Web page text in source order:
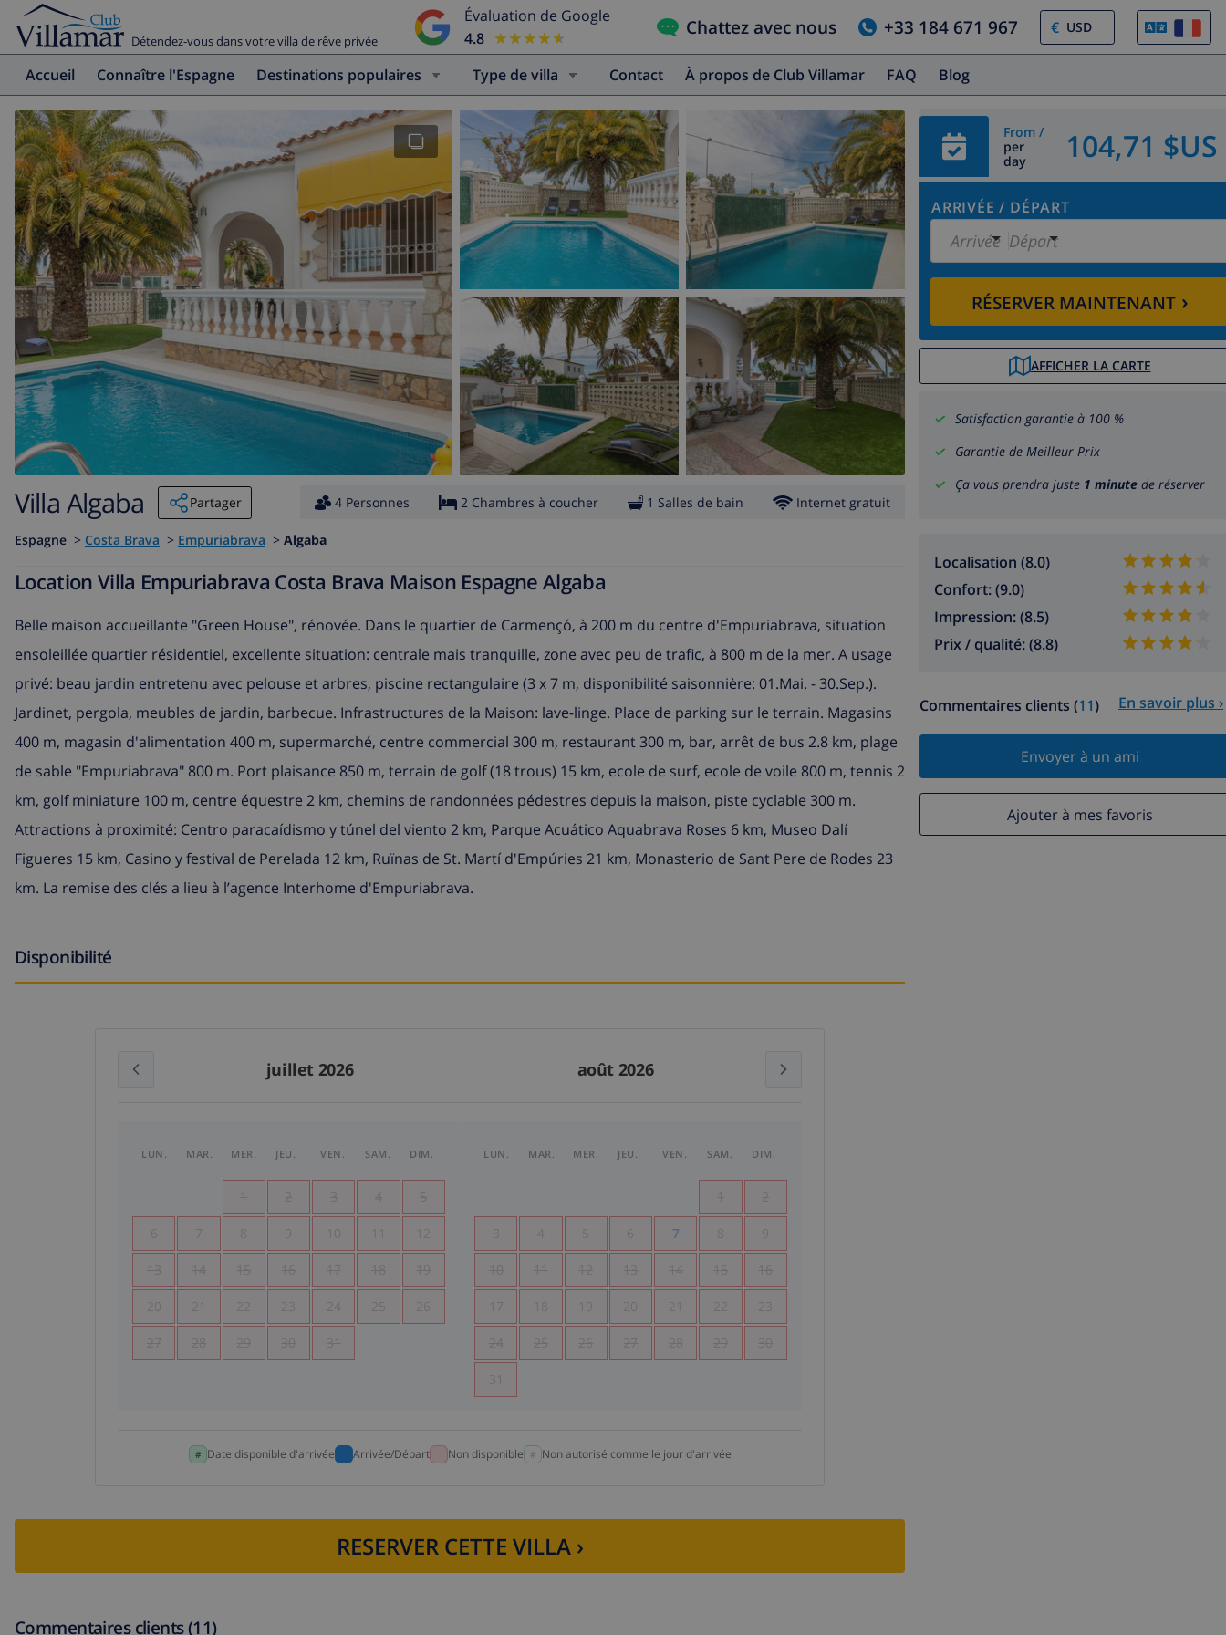
Détendez-vous dans votre villa de rêve privée
Évaluation de Google
4.8 ★★★★★
★★★★★ Chattez avec nous +33 184 671 967 €
Accueil Connaître l'Espagne Destinations populaires Type de villa Contact À propos de Club Villamar FAQ Blog
From /
per
day
104,71 $US
ARRIVÉE / DÉPART
Arrivée Départ
RÉSERVER MAINTENANT›
AFFICHER LA CARTE
Satisfaction garantie à 100 %
Garantie de Meilleur Prix
Ça vous prendra juste 1 minute de réserver
Localisation (8.0)
Confort: (9.0)
Impression: (8.5)
Prix / qualité: (8.8)
Commentaires clients (11) En savoir plus ›
Envoyer à un ami
Ajouter à mes favoris
Villa Algaba Partager 4 Personnes 2 Chambres à coucher 1 Salles de bain Internet gratuit
Espagne > Costa Brava > Empuriabrava > Algaba
Location Villa Empuriabrava Costa Brava Maison Espagne Algaba
Belle maison accueillante "Green House", rénovée. Dans le quartier de Carmençó, à 200 m du centre d'Empuriabrava, situation
ensoleillée quartier résidentiel, excellente situation: centrale mais tranquille, zone avec peu de trafic, à 800 m de la mer. A usage
privé: beau jardin entretenu avec pelouse et arbres, piscine rectangulaire (3 x 7 m, disponibilité saisonnière: 01.Mai. - 30.Sep.).
Jardinet, pergola, meubles de jardin, barbecue. Infrastructures de la Maison: lave-linge. Place de parking sur le terrain. Magasins
400 m, magasin d'alimentation 400 m, supermarché, centre commercial 300 m, restaurant 300 m, bar, arrêt de bus 2.8 km, plage
de sable "Empuriabrava" 800 m. Port plaisance 850 m, terrain de golf (18 trous) 15 km, ecole de surf, ecole de voile 800 m, tennis 2
km, golf miniature 100 m, centre équestre 2 km, chemins de randonnées pédestres depuis la maison, piste cyclable 300 m.
Attractions à proximité: Centro paracaídismo y túnel del viento 2 km, Parque Acuático Aquabrava Roses 6 km, Museo Dalí
Figueres 15 km, Casino y festival de Perelada 12 km, Ruïnas de St. Martí d'Empúries 21 km, Monasterio de Sant Pere de Rodes 23
km. La remise des clés a lieu à l’agence Interhome d'Empuriabrava.
Disponibilité
juillet 2026 août 2026
LUN. MAR. MER. JEU. VEN. SAM. DIM.
1 2 3 4 5
6 7 8 9 10 11 12
13 14 15 16 17 18 19
20 21 22 23 24 25 26
27 28 29 30 31
LUN. MAR. MER. JEU. VEN. SAM. DIM.
1 2
3 4 5 6 7 8 9
10 11 12 13 14 15 16
17 18 19 20 21 22 23
24 25 26 27 28 29 30
31
Date disponible d'arrivée Arrivée/Départ Non disponible Non autorisé comme le jour d'arrivée
RESERVER CETTE VILLA ›
Commentaires clients (11)